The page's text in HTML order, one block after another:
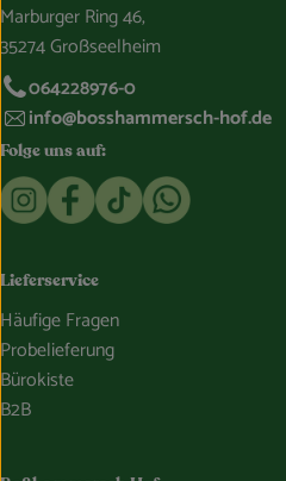
Marburger Ring 46,
35274 Großseelheim
064228976-0
info@bosshammersch-hof.de
Folge uns auf:
Externer Link zu https://
Externer Link zu
Externer Link zu
Externer
Lieferservice
Häufige Fragen
Probelieferung
Bürokiste
B2B